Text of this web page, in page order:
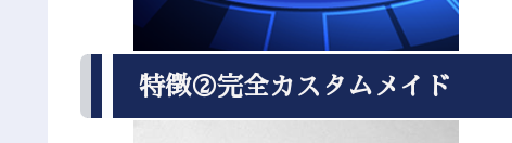
特徴②完全カスタムメイド